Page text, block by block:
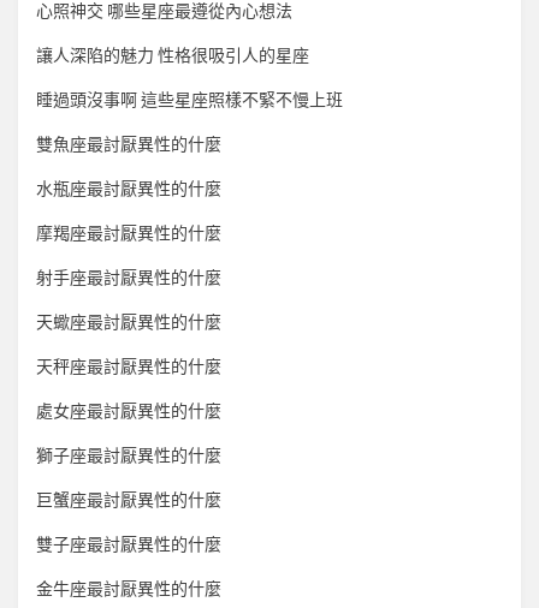
心照神交 哪些星座最遵從內心想法
讓人深陷的魅力 性格很吸引人的星座
睡過頭沒事啊 這些星座照樣不緊不慢上班
雙魚座最討厭異性的什麼
水瓶座最討厭異性的什麼
摩羯座最討厭異性的什麼
射手座最討厭異性的什麼
天蠍座最討厭異性的什麼
天秤座最討厭異性的什麼
處女座最討厭異性的什麼
獅子座最討厭異性的什麼
巨蟹座最討厭異性的什麼
雙子座最討厭異性的什麼
金牛座最討厭異性的什麼